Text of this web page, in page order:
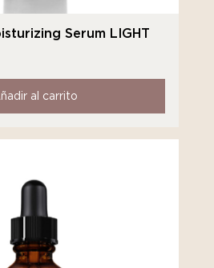
Serum LIGHT
al carrito